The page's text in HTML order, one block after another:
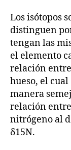
Los isótopos
distinguen
tengan las
el elemento
relación
hueso, el cual
manera
relación
nitrógeno al
δ15N.